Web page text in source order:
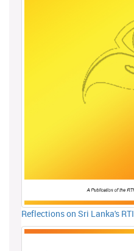
Reflections on Sri Lanka's